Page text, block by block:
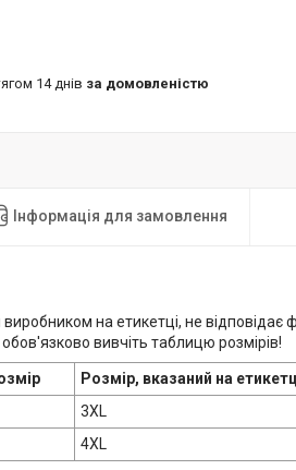
14 днів за домовленістю
Інформація для замовлення
виробником на етикетці, не
вивчіть таблицю розмірів!
Розмір, вказаний на
3XL
4XL